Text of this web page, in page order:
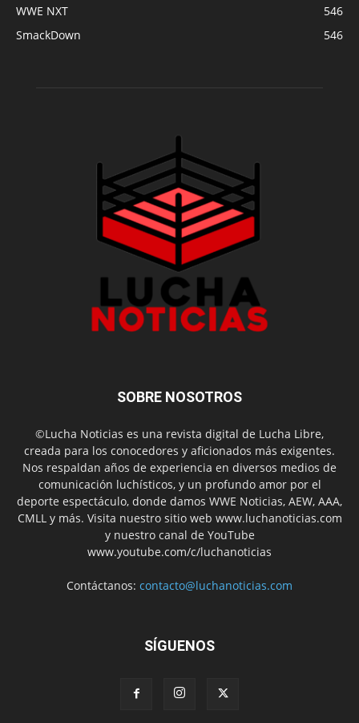
WWE NXT
546
SmackDown
546
SOBRE NOSOTROS
©Lucha Noticias es una revista digital de Lucha Libre,
creada para los conocedores y aficionados más exigentes.
Nos respaldan años de experiencia en diversos medios de
comunicación luchísticos, y un profundo amor por el
deporte espectáculo, donde damos WWE Noticias, AEW, AAA,
CMLL y más. Visita nuestro sitio web www.luchanoticias.com
y nuestro canal de YouTube
www.youtube.com/c/luchanoticias
Contáctanos: contacto@luchanoticias.com
SÍGUENOS